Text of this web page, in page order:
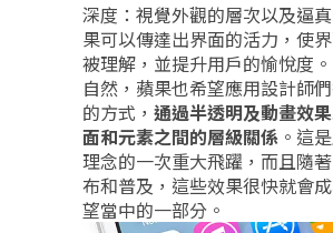
深度：視覺外觀的層次以及逼
果可以傳達出界面的活力，使
被理解，並提升用戶的愉悅度。
自然，蘋果也希望應用設計師
的方式， 通過半透明及動畫效
面和元素之間的層級關係 。這
理念的一次重大飛躍，而且隨
布和普及，這些效果很快就會
望當中的一部分。